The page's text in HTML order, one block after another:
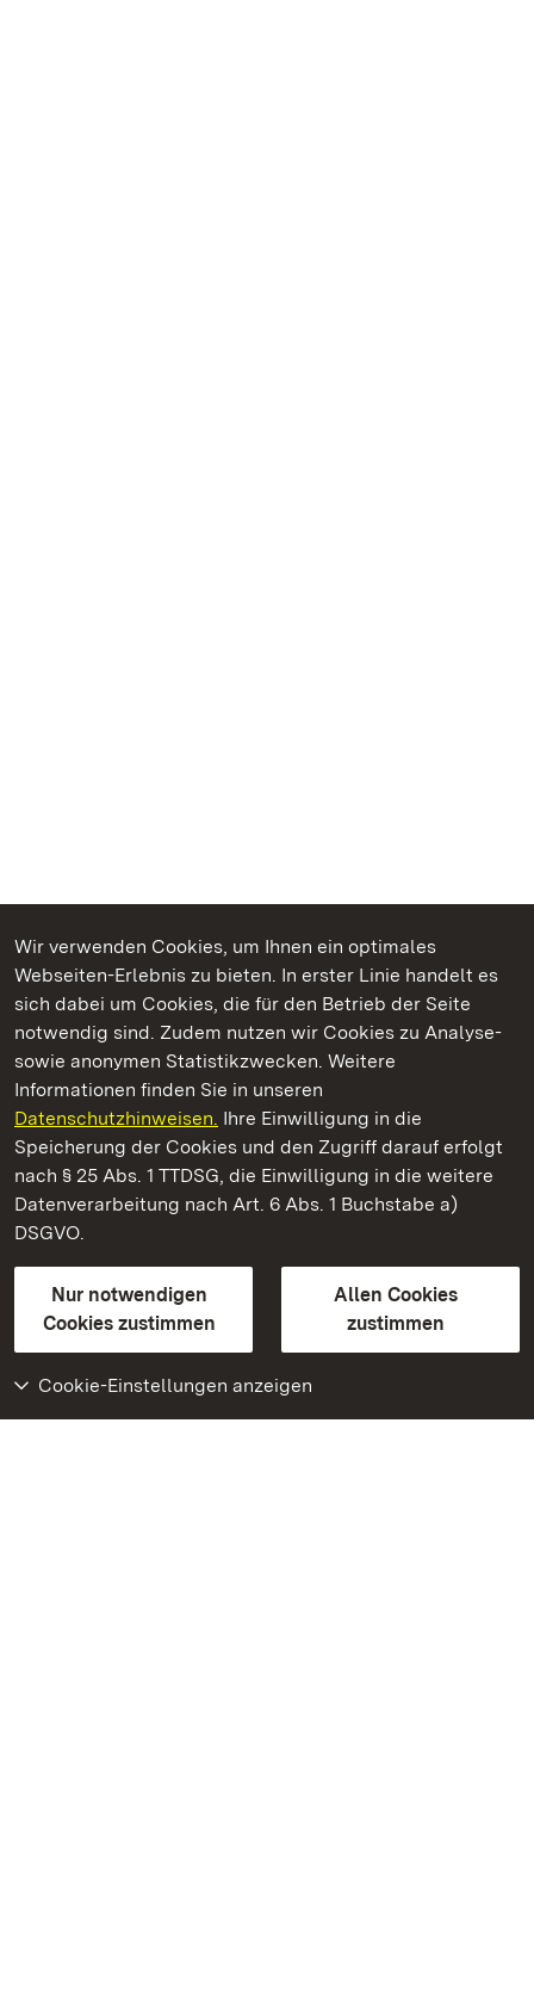
Wir verwenden Cookies, um Ihnen ein optimales
Webseiten-Erlebnis zu bieten. In erster Linie handelt es
sich dabei um Cookies, die für den Betrieb der Seite
notwendig sind. Zudem nutzen wir Cookies zu Analyse-
sowie anonymen Statistikzwecken. Weitere
Informationen finden Sie in unseren
Datenschutzhinweisen. Ihre Einwilligung in die
Speicherung der Cookies und den Zugriff darauf erfolgt
nach § 25 Abs. 1 TTDSG, die Einwilligung in die weitere
Datenverarbeitung nach Art. 6 Abs. 1 Buchstabe a)
DSGVO.
Nur notwendigen
Cookies zustimmen
Allen Cookies
zustimmen
Cookie-Einstellungen anzeigen
Kommen. Staunen. Genießen.
Staatliche Schlösser und Gärten Baden‑Württemberg
Staatliche Schlösser und Gärten Baden-Württemberg
Kontakt
GebärdenspracheLeichte Sprache
Erklärung zur Barrierefreiheit
BITV-konform (geprüfte Seiten)
Weiteres